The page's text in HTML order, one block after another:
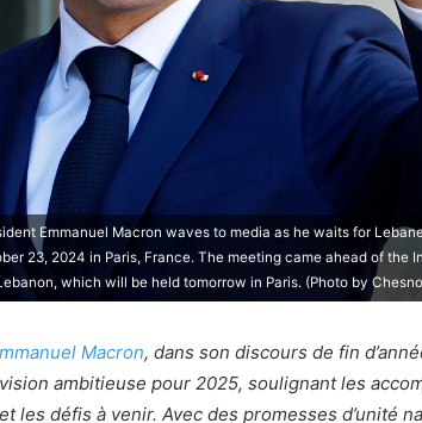
Emmanuel Macron waves to media as he waits for
23, 2024 in Paris, France. The meeting came ahead of the
which will be held tomorrow in Paris. (Photo by
mmanuel Macron, dans son discours de fin
vision ambitieuse pour 2025, soulignant les
et les défis à venir. Avec des promesses d’unité